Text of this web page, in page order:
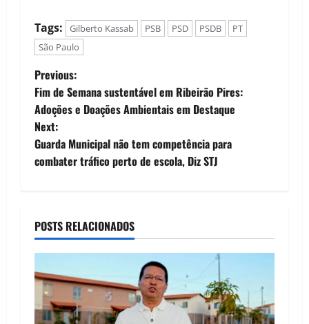
como a legenda com
o maior número de
prefeitos em todo o
país, deixando o
MDB na retaguarda.
Após uma meticulosa
análise pós-janela de
trocas…
Tags: Gilberto Kassab PSB PSD PSDB
PT
São Paulo
P
o
s
t
a
v
i
g
Previous:
Fim de Semana sustentável em Ribeirão Pires:
Adoções e Doações Ambientais em Destaque
Next:
Guarda Municipal não tem competência para
combater tráfico perto de escola, Diz STJ
POSTS RELACIONADOS